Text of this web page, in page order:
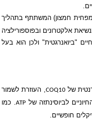
(מפחית חמצון) המשתתף בתהליך
אלקטרונים ובפוספורילציה
"ביואנרגטית" ולכן הוא בעל
שלCOQ10
, העוזרת לשמור
לביוסינתזה של ATP. כמו
חופשיים.